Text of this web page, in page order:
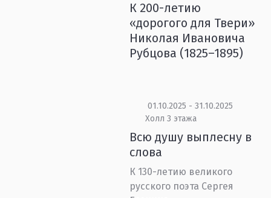
К 200-летию
«дорогого для Твери»
Николая Ивановича
Рубцова (1825–1895)
01.10.2025 - 31.10.2025
Холл 3 этажа
Всю душу выплесну в
слова
К 130-летию великого
русского поэта Сергея